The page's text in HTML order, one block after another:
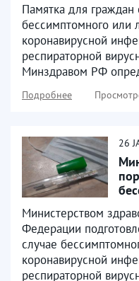
Памятка для граждан
бессимптомного или
коронавирусной
респираторной
Минздравом РФ
Подробнее
26
Министерством
Федерации
случае
коронавирусной
респираторной